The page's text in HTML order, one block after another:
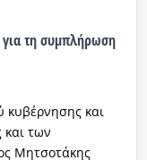
για τη συμπλήρωση
κυβέρνησης και
και των
Μητσοτάκης